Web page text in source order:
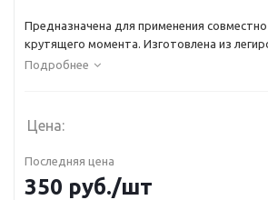
Предназначена для применения совместно
крутящего момента. Изготовлена из
Подробнее
Цена:
Последняя цена
350 руб./шт